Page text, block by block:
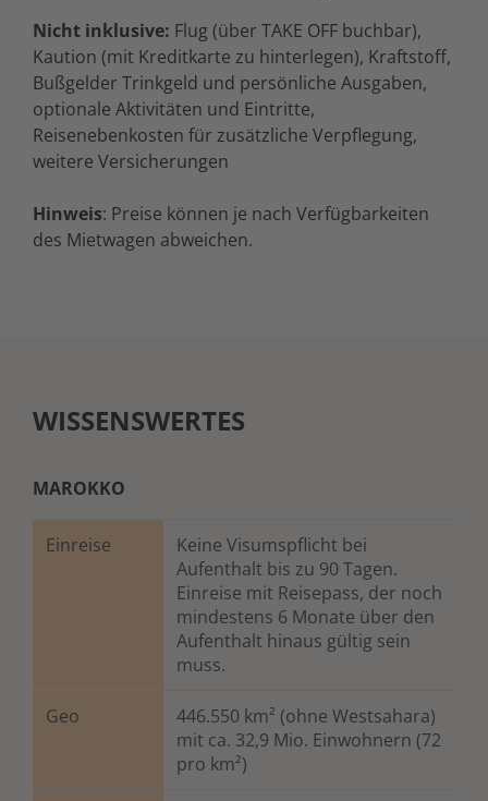
Nicht inklusive: Flug (über TAKE OFF buchbar),
Kaution (mit Kreditkarte zu hinterlegen), Kraftstoff,
Bußgelder Trinkgeld und persönliche Ausgaben,
optionale Aktivitäten und Eintritte,
Reisenebenkosten für zusätzliche Verpflegung,
weitere Versicherungen
Hinweis: Preise können je nach Verfügbarkeiten
des Mietwagen abweichen.
WISSENSWERTES
MAROKKO
Einreise
Keine Visumspflicht bei
Aufenthalt bis zu 90 Tagen.
Einreise mit Reisepass, der noch
mindestens 6 Monate über den
Aufenthalt hinaus gültig sein
muss.
Geo
446.550 km² (ohne Westsahara)
mit ca. 32,9 Mio. Einwohnern (72
pro km²)